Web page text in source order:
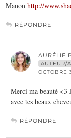
Manon http://
RÉPONDRE
AURÉLIE
AUTEUR/
OCTOBRE
Merci ma beauté <3
avec tes beaux
RÉPONDRE